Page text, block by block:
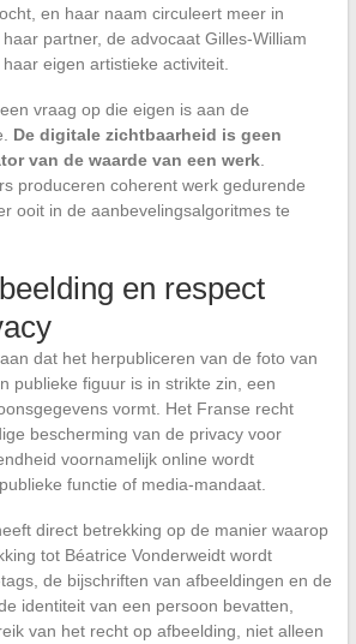
en haar naam circuleert meer in
partner, de advocaat Gilles-William
eigen artistieke activiteit.
vraag op die eigen is aan de
De digitale zichtbaarheid is geen
van de waarde van een werk.
produceren coherent werk gedurende
ooit in de aanbevelingsalgoritmes te
en respect
dat het herpubliceren van de foto van
publieke figuur is in strikte zin, een
vormt. Het Franse recht
bescherming van de privacy voor
voornamelijk online wordt
functie of media-mandaat.
direct betrekking op de manier waarop
tot Béatrice Vonderweidt wordt
de bijschriften van afbeeldingen en de
identiteit van een persoon bevatten,
van het recht op afbeelding, niet alleen